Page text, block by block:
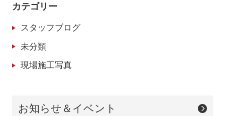
カテゴリー
スタッフブログ
未分類
現場施工写真
お知らせ＆イベント